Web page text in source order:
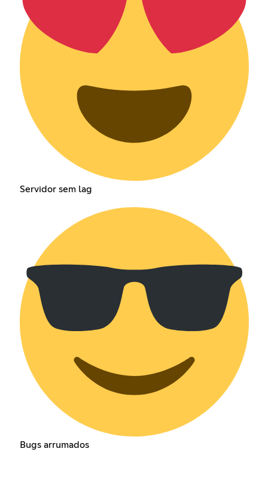
Servidor sem lag
Bugs arrumados